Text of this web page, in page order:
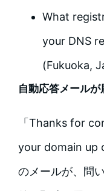
What
your DNS
(Fukuoka,
自動応答メールが
「Thanks for
your domain up
のメールが、問